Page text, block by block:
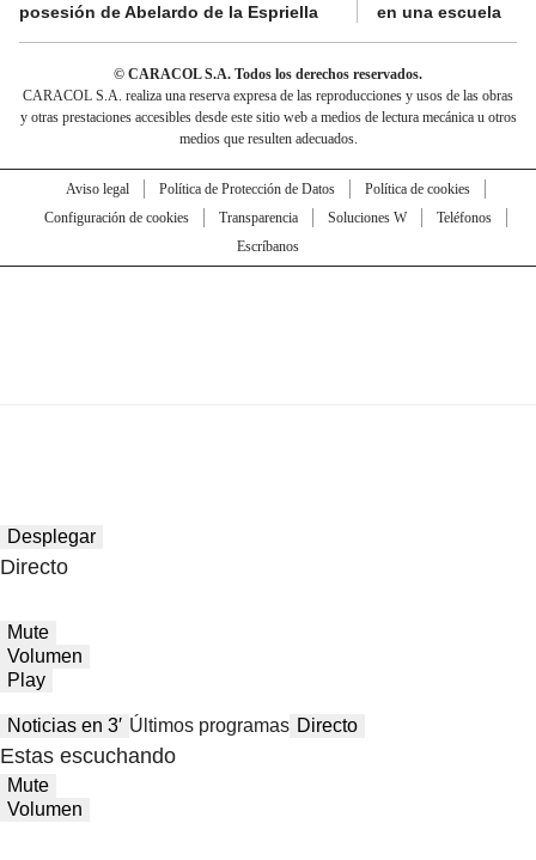
posesión de Abelardo de la Espriella
en una escuela
© CARACOL S.A. Todos los derechos reservados.
CARACOL S.A. realiza una reserva expresa de las reproducciones y usos de las obras
y otras prestaciones accesibles desde este sitio web a medios de lectura mecánica u otros
medios que resulten adecuados.
Aviso legal Política de Protección de Datos
Política de cookies
Configuración de cookies
Transparencia Soluciones W
Teléfonos
Escríbanos
Desplegar
Directo
Mute
Volumen
Play
Noticias en 3′ Últimos programas Directo
Estas escuchando
Mute
Volumen